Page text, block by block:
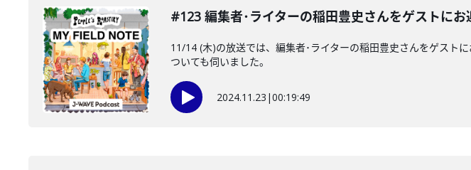
#123 編集者･ライターの稲田豊史さんをゲストにお
11/14 (木)の放送では、編集者･ライターの稲田豊史さんをゲスト
ついても伺いました。
2024.11.23 |00:19:49